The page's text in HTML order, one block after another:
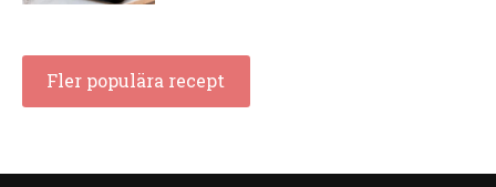
Fler populära recept